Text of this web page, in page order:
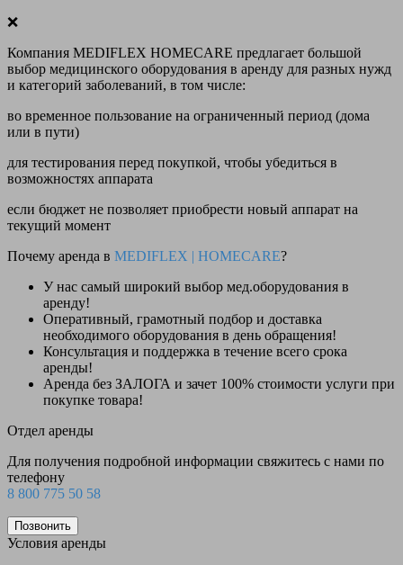
❌
Компания MEDIFLEX HOMECARE предлагает большой
выбор медицинского оборудования в аренду для разных нужд
и категорий заболеваний, в том числе:
во временное пользование на ограниченный период (дома
или в пути)
для тестирования перед покупкой, чтобы убедиться в
возможностях аппарата
если бюджет не позволяет приобрести новый аппарат на
текущий момент
Почему аренда в MEDIFLEX | HOMECARE?
У нас самый широкий выбор мед.оборудования в
аренду!
Оперативный, грамотный подбор и доставка
необходимого оборудования в день обращения!
Консультация и поддержка в течение всего срока
аренды!
Аренда без ЗАЛОГА и зачет 100% стоимости услуги при
покупке товара!
Отдел аренды
Для получения подробной информации свяжитесь с нами по
телефону
8 800 775 50 58
Позвонить
Условия аренды